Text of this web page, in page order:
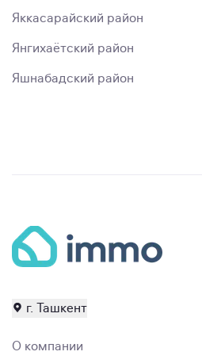
Яккасарайский район
Янгихаётский район
Яшнабадский район
г. Ташкент
О компании